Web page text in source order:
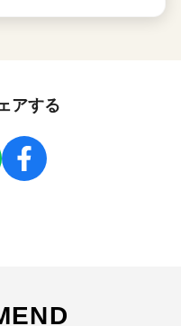
アする